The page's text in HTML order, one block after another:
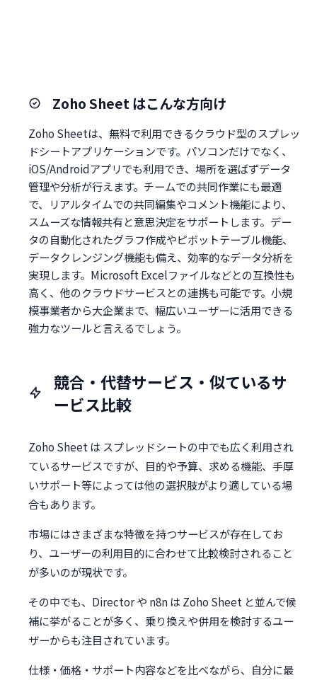
Zoho Sheet はこんな方向け
Zoho Sheetは、無料で利用できるクラウド型のスプレッ
ドシートアプリケーションです。パソコンだけでなく、
iOS/Androidアプリでも利用でき、場所を選ばずデータ
管理や分析が行えます。チームでの共同作業にも最適
で、リアルタイムでの共同編集やコメント機能により、
スムーズな情報共有と意思決定をサポートします。デー
タの自動化されたグラフ作成やピボットテーブル機能、
データクレンジング機能も備え、効率的なデータ分析を
実現します。Microsoft Excelファイルなどとの互換性も
高く、他のクラウドサービスとの連携も可能です。小規
模事業者から大企業まで、幅広いユーザーに活用できる
強力なツールと言えるでしょう。
競合・代替サービス・似ているサ
ービス比較
Zoho Sheet は スプレッドシートの中でも広く利用され
ているサービスですが、目的や予算、求める機能、手厚
いサポート等によっては他の選択肢がより適している場
合もあります。
市場にはさまざまな特徴を持つサービスが存在してお
り、ユーザーの利用目的に合わせて比較検討されること
が多いのが現状です。
その中でも、Director や n8n は Zoho Sheet と並んで候
補に挙がることが多く、乗り換えや併用を検討するユー
ザーからも注目されています。
仕様・価格・サポート内容などを比べながら、自分に最